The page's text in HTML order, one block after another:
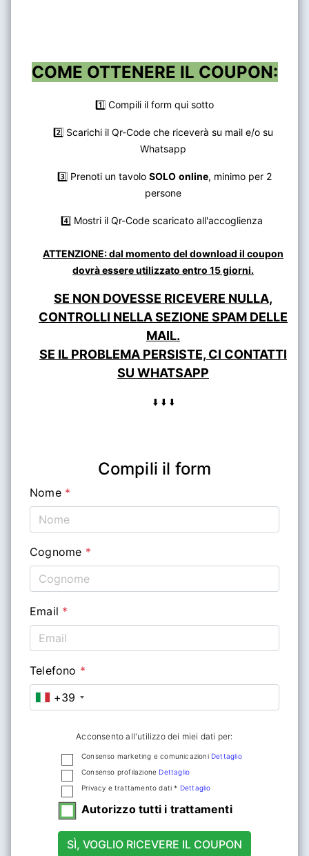
COME OTTENERE IL COUPON:
1️⃣ Compili il form qui sotto
2️⃣ Scarichi il Qr-Code che riceverà su mail e/o su
Whatsapp
3️⃣ Prenoti un tavolo SOLO online, minimo per 2
persone
4️⃣ Mostri il Qr-Code scaricato all'accoglienza
ATTENZIONE: dal momento del download il coupon
dovrà essere utilizzato entro 15 giorni.
SE NON DOVESSE RICEVERE NULLA,
CONTROLLI NELLA SEZIONE SPAM DELLE
MAIL.
SE IL PROBLEMA PERSISTE, CI CONTATTI
SU WHATSAPP
⬇️ ⬇️ ⬇️
Compili il form
Nome *
Cognome *
Email *
Telefono *
+39
Acconsento all'utilizzo dei miei dati per:
Consenso marketing e comunicazioni Dettaglio
Consenso profilazione Dettaglio
Privacy e trattamento dati * Dettaglio
Autorizzo tutti i trattamenti
SÌ, VOGLIO RICEVERE IL COUPON